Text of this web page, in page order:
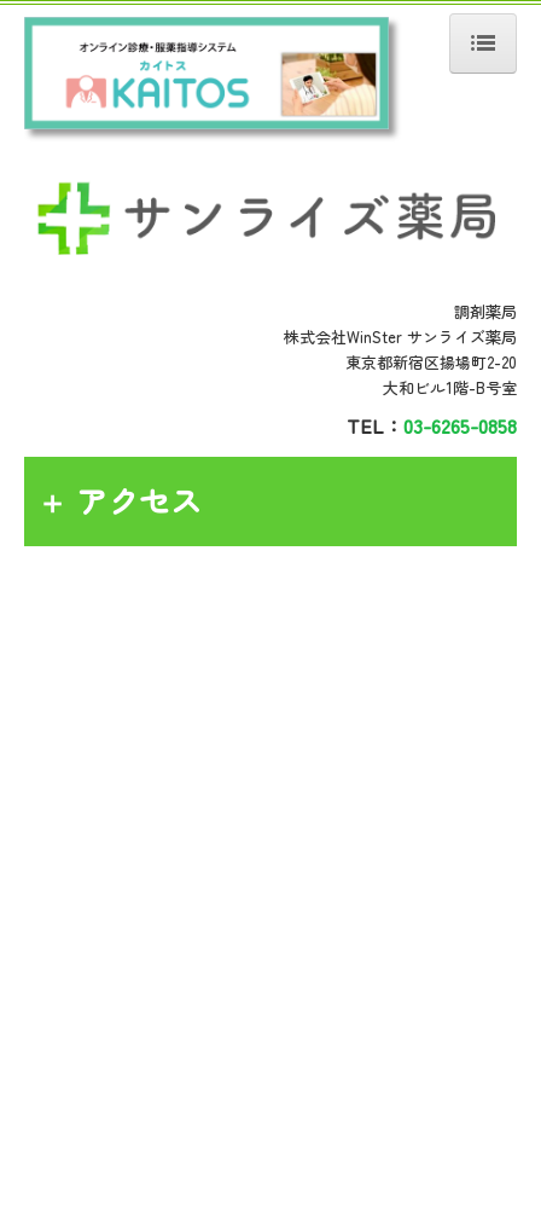
ホーム
アクセス
処方せん受付
商品紹介
調剤薬局
株式会社WinSter サンライズ薬局
東京都新宿区揚場町2-20
大和ビル1階-B号室
TEL： 03-6265-0858
＋ アクセス